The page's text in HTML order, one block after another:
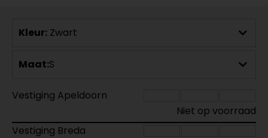
Kleur: Zwart
Maat:S
Vestiging Apeldoorn
Niet op voorraad
Vestiging Breda